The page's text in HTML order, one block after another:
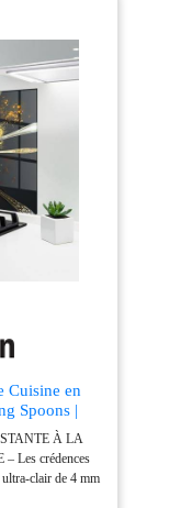
représenter un
que possible.
AVEC
crédences en
du silicone
fixation durable
de montage.
DÉTEIGNENT
leurs couleurs
années.
et aux produits
impeccable dans
nettoyage se fait
Cuisine en
Spoons |
Plaque
Épices
À LA
Les crédences
clair de 4 mm